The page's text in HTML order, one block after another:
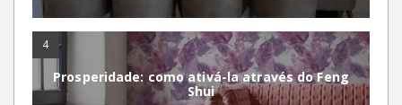
4
Prosperidade: como ativá-la através do Feng
Shui